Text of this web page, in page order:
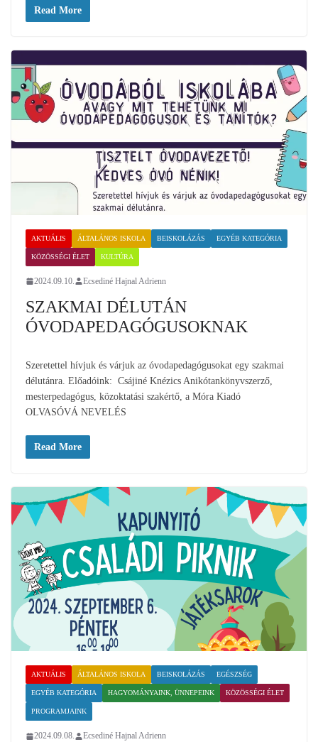
Read More
AKTUÁLIS ÁLTALÁNOS ISKOLA BEISKOLÁZÁS EGYÉB KATEGÓRIA
KÖZÖSSÉGI ÉLET KULTÚRA
2024.09.10. Ecsediné Hajnal Adrienn
SZAKMAI DÉLUTÁN
ÓVODAPEDAGÓGUSOKNAK
Szeretettel hívjuk és várjuk az óvodapedagógusokat egy szakmai
délutánra. Előadóink: Csájiné Knézics Anikótankönyvszerző,
mesterpedagógus, közoktatási szakértő, a Móra Kiadó
OLVASÓVÁ NEVELÉS
Read More
AKTUÁLIS ÁLTALÁNOS ISKOLA BEISKOLÁZÁS EGÉSZSÉG
EGYÉB KATEGÓRIA HAGYOMÁNYAINK, ÜNNEPEINK KÖZÖSSÉGI ÉLET
PROGRAMJAINK
2024.09.08. Ecsediné Hajnal Adrienn